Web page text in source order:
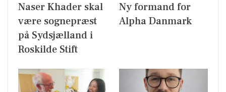
Naser Khader skal
være sognepræst
på Sydsjælland i
Roskilde Stift
Ny formand for
Alpha Danmark